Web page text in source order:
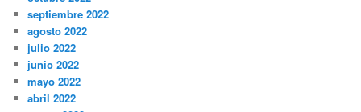
septiembre 2022
agosto 2022
julio 2022
junio 2022
mayo 2022
abril 2022